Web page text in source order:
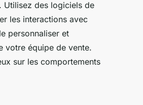
Utilisez des logiciels de
les interactions avec
personnaliser et
votre équipe de vente.
sur les comportements